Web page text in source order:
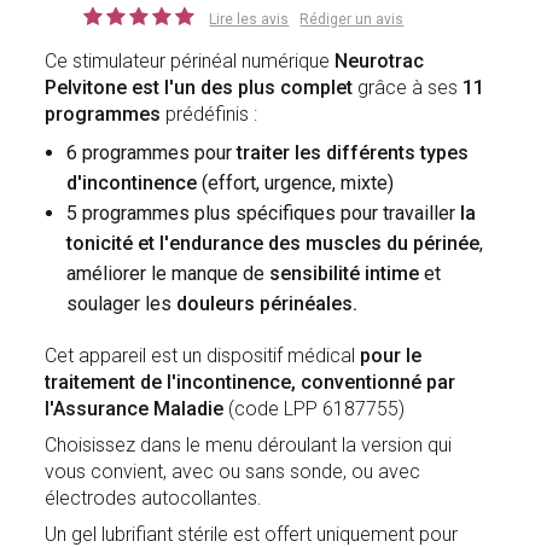
Lire les avis Rédiger un avis
Ce stimulateur périnéal numérique Neurotrac
Pelvitone est l'un des plus complet grâce à ses 11
programmes prédéfinis :
6 programmes pourtraiter les différents types
d'incontinence (effort, urgence, mixte)
5 programmes plus spécifiques pour travailler la
tonicité et l'endurance des muscles du périnée,
améliorer le manque de sensibilité intime et
soulager les douleurs périnéales.
Cet appareil est un dispositif médical pour le
traitement de l'incontinence, conventionné par
l'Assurance Maladie (code LPP 6187755)
Choisissez dans le menu déroulant la version qui
vous convient, avec ou sans sonde, ou avec
électrodes autocollantes.
Un gel lubrifiant stérile est offert uniquement pour